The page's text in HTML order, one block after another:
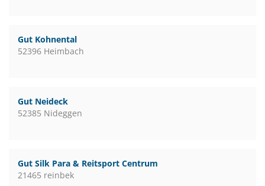
Gut Kohnental
52396 Heimbach
Gut Neideck
52385 Nideggen
Gut Silk Para & Reitsport Centrum
21465 reinbek